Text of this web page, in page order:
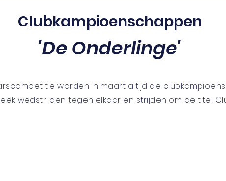
worden in maart altijd de
spelen de hele week wedstrijden tegen elkaar
Clubkampioenschappen
'De Onderlinge'
worden in maart altijd de
wedstrijden tegen elkaar en strijden om de titel